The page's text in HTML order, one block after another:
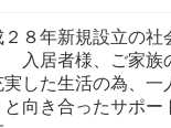
２８年新規設立の社
入居者様、ご家族
実した生活の為、一
と向き合ったサポー